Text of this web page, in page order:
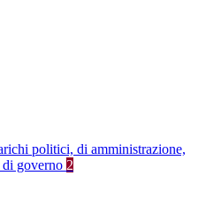
politici, di amministrazione,
governo 2